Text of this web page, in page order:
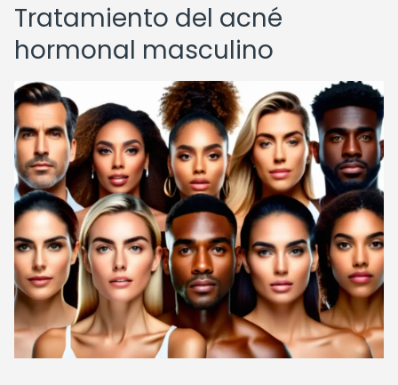
Tratamiento del acné
hormonal masculino